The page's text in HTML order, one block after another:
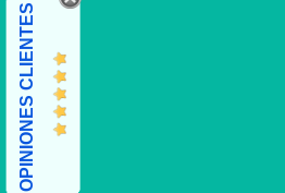
OPINIONES CLIENTES